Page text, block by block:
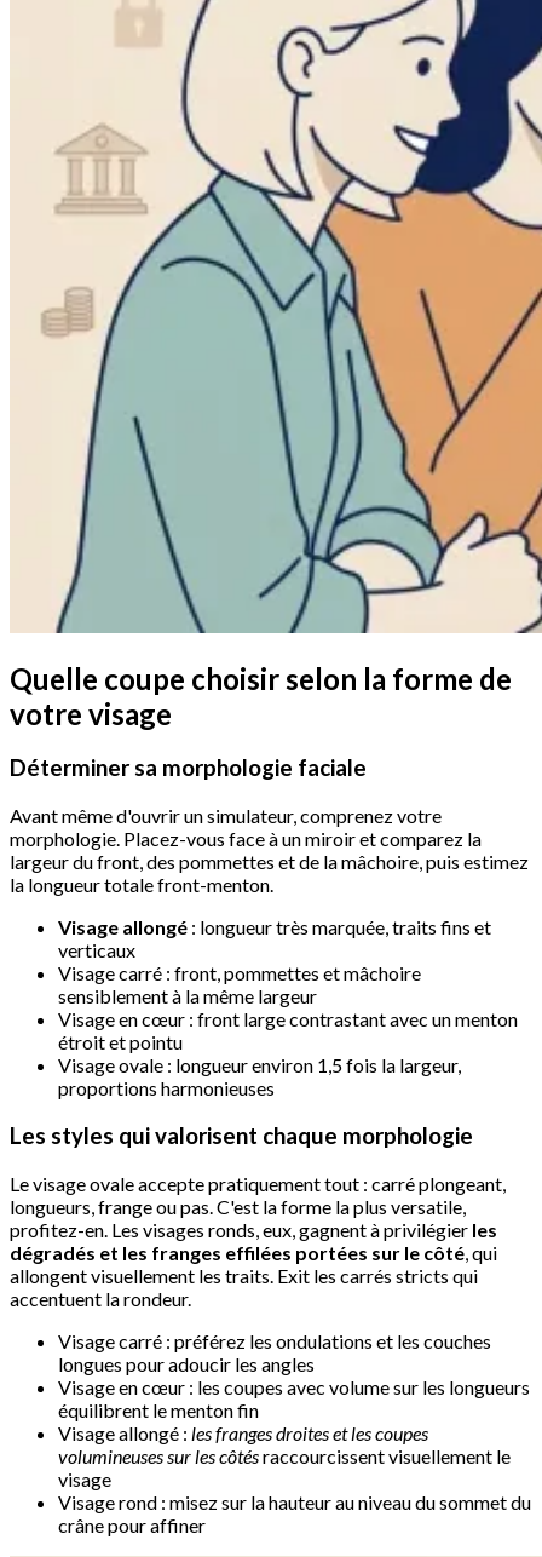
Quelle coupe choisir selon la forme de
votre visage
Déterminer sa morphologie faciale
Avant même d'ouvrir un simulateur, comprenez votre
morphologie. Placez-vous face à un miroir et comparez la
largeur du front, des pommettes et de la mâchoire, puis estimez
la longueur totale front-menton.
Visage allongé : longueur très marquée, traits fins et
verticaux
Visage carré : front, pommettes et mâchoire
sensiblement à la même largeur
Visage en cœur : front large contrastant avec un menton
étroit et pointu
Visage ovale : longueur environ 1,5 fois la largeur,
proportions harmonieuses
Les styles qui valorisent chaque morphologie
Le visage ovale accepte pratiquement tout : carré plongeant,
longueurs, frange ou pas. C'est la forme la plus versatile,
profitez-en. Les visages ronds, eux, gagnent à privilégier les
dégradés et les franges effilées portées sur le côté , qui
allongent visuellement les traits. Exit les carrés stricts qui
accentuent la rondeur.
Visage carré : préférez les ondulations et les couches
longues pour adoucir les angles
Visage en cœur : les coupes avec volume sur les longueurs
équilibrent le menton fin
Visage allongé : les franges droites et les coupes
volumineuses sur les côtésraccourcissent visuellement le
visage
Visage rond : misez sur la hauteur au niveau du sommet du
crâne pour affiner